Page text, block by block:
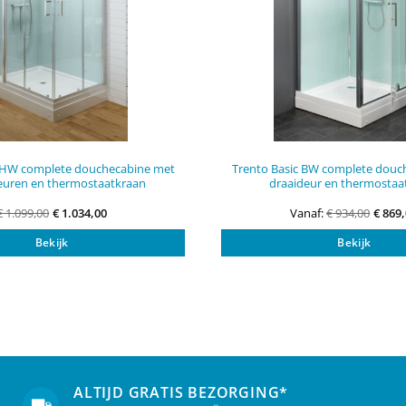
complete douchecabine met
en thermostaatkraan
1.099,00 € 1.034,00
Bekijk
Dit
kan
worden
Trento Basic BW complete
draaideur en
Vanaf:€934,00 €
Bekijk
ALTIJD GRATIS BEZORGING*